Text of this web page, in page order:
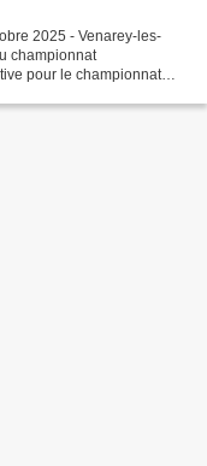
2025 - Venarey-les-
championnat
pour le championnat